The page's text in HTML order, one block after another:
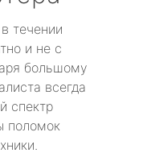
течении
и не с
большому
всегда
спектр
поломок